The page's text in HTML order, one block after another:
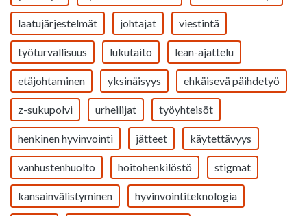
laatujärjestelmät johtajat viestintä
työturvallisuus lukutaito lean-ajattelu
etäjohtaminen yksinäisyys ehkäisevä päihdetyö
z-sukupolvi urheilijat työyhteisöt
henkinen hyvinvointi jätteet käytettävyys
vanhustenhuolto hoitohenkilöstö stigmat
kansainvälistyminen hyvinvointiteknologia